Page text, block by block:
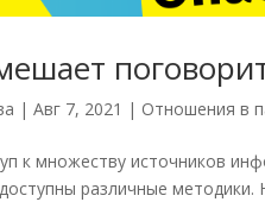
|Авг 7, 2021 | Отношения в
к множеству источников
различные